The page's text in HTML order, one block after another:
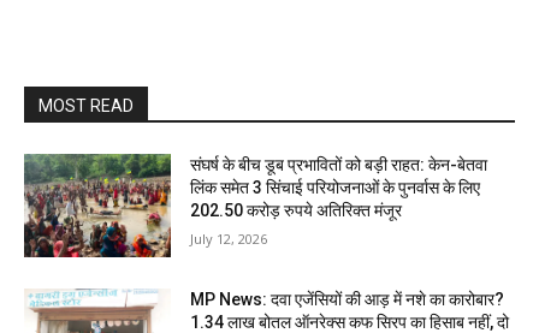
MOST READ
संघर्ष के बीच डूब प्रभावितों को बड़ी राहत: केन-बेतवा
लिंक समेत 3 सिंचाई परियोजनाओं के पुनर्वास के लिए
202.50 करोड़ रुपये अतिरिक्त मंजूर
July 12, 2026
MP News: दवा एजेंसियों की आड़ में नशे का कारोबार?
1.34 लाख बोतल ऑनरेक्स कफ सिरप का हिसाब नहीं, दो